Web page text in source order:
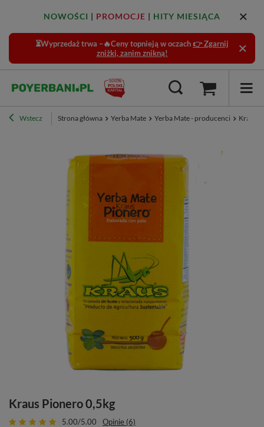
NOWOŚCI | PROMOCJE | HITY MIESIĄCA
⏳Wyprzedaż trwa –🔥Ceny topnieją w oczach 👉 Zgarnij
zniżki, zanim znikną!
Wstecz Strona główna Yerba Mate Yerba Mate - producenci Kraus
Kraus Pionero 0,5kg
5.00/5.00 Opinie (6)